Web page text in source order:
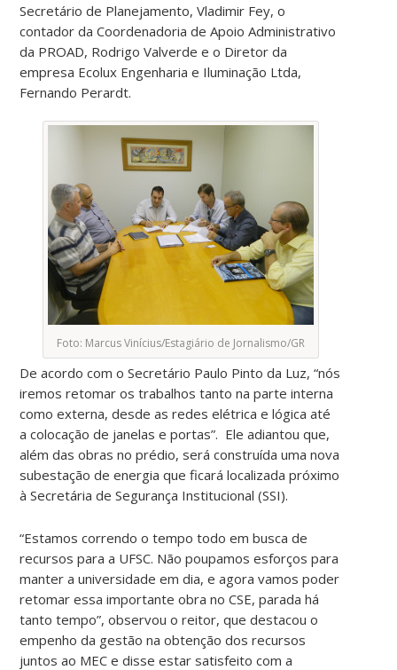
Secretário de Planejamento, Vladimir Fey, o
contador da Coordenadoria de Apoio Administrativo
da PROAD, Rodrigo Valverde e o Diretor da
empresa Ecolux Engenharia e Iluminação Ltda,
Fernando Perardt.
Foto: Marcus Vinícius/Estagiário de Jornalismo/GR
De acordo com o Secretário Paulo Pinto da Luz, “nós
iremos retomar os trabalhos tanto na parte interna
como externa, desde as redes elétrica e lógica até
a colocação de janelas e portas”. Ele adiantou que,
além das obras no prédio, será construída uma nova
subestação de energia que ficará localizada próximo
à Secretária de Segurança Institucional (SSI).
“Estamos correndo o tempo todo em busca de
recursos para a UFSC. Não poupamos esforços para
manter a universidade em dia, e agora vamos poder
retomar essa importante obra no CSE, parada há
tanto tempo”, observou o reitor, que destacou o
empenho da gestão na obtenção dos recursos
juntos ao MEC e disse estar satisfeito com a